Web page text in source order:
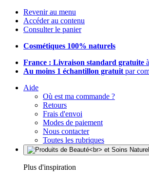
Revenir au menu
Accéder au contenu
Consulter le panier
Cosmétiques 100% naturels
France : Livraison standard gratuite
Au moins 1 échantillon gratuit par
Aide
Où est ma commande ?
Retours
Frais d'envoi
Modes de paiement
Nous contacter
Toutes les rubriques
Plus d'inspiration